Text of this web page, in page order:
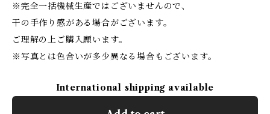
※完全一括機械生産ではございませんので、
干の手作り感がある場合がございます。
ご理解の上ご購入願います。
※写真とは色合いが多少異なる場合もございます。
International shipping available